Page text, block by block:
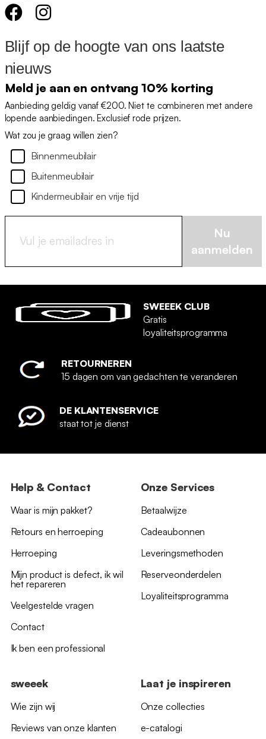
Blijf op de hoogte van ons laatste
nieuws
Meld je aan en ontvang 10% korting
Aanbieding geldig vanaf €200. Niet te combineren met andere
lopende aanbiedingen. Exclusief rode prijzen.
Wat zou je graag willen zien?
Binnenmeubilair
Buitenmeubilair
Kindermeubilair en vrije tijd
Nu
aanmelden
SWEEEK CLUB
Gratis
loyaliteitsprogramma
RETOURNEREN
15 dagen om van gedachten te veranderen
DE KLANTENSERVICE
staat tot je dienst
Help & Contact
Waar is mijn pakket?
Retours en herroeping
Herroeping
Mijn product is defect, ik wil
het repareren
Veelgestelde vragen
Contact
Ik ben een professional
Onze Services
Betaalwijze
Cadeaubonnen
Leveringsmethoden
Reserveonderdelen
Loyaliteitsprogramma
sweeek
Wie zijn wij
Reviews van onze klanten
Laat je inspireren
Onze collecties
e-catalogi